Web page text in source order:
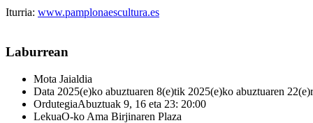
Iturria: www.pamplonaescultura.es
Laburrean
Mota Jaialdia
Data 2025(e)ko abuztuaren 8(e)tik 2025(e)ko abuztuaren
OrdutegiaAbuztuak 9, 16 eta 23: 20:00
LekuaO-ko Ama Birjinaren Plaza